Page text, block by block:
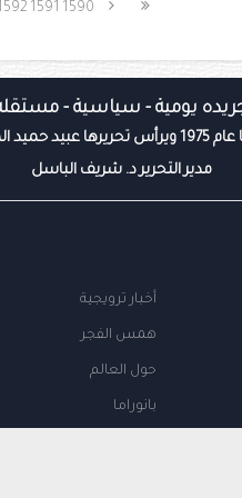
1590
1591
يومية - سياسية -
حميد المزروعي
مدير التحرير د. شريف الباسل
أخبار ترويجية
همس الفجر
حول العالم
بانوراما